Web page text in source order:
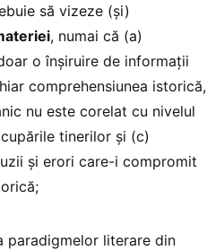
să vizeze (și)
, numai că (a)
o înșiruire de informații
comprehensiunea istorică,
nu este corelat cu nivelul
tinerilor și (c)
și erori care-i compromit
paradigmelor literare din